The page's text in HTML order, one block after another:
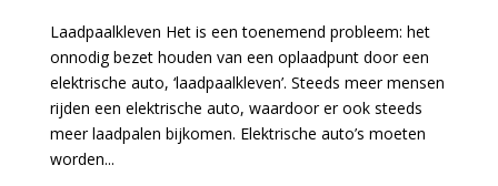
Laadpaalkleven Het is een toenemend probleem: het
onnodig bezet houden van een oplaadpunt door een
elektrische auto, ‘laadpaalkleven’. Steeds meer mensen
rijden een elektrische auto, waardoor er ook steeds
meer laadpalen bijkomen. Elektrische auto’s moeten
worden...